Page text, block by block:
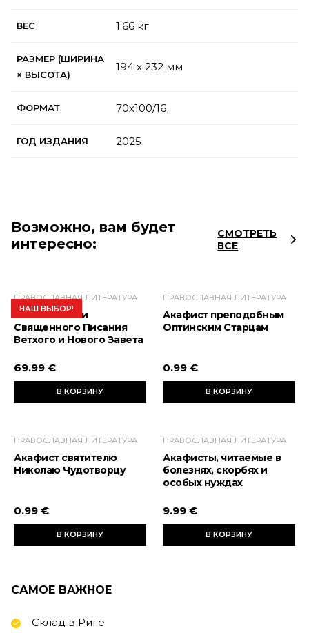
ВЕС 1.66 кг
РАЗМЕР (ШИРИНА
× ВЫСОТА)
194 x 232 мм
ФОРМАТ 70х100/16
ГОД ИЗДАНИЯ 2025
Возможно, вам будет
интересно:
СМОТРЕТЬ
ВСЕ
НАШ ВЫБОР!
ПРАВОСЛАВНАЯ ЛИТЕРАТУРА
Библия. Книги
Священного Писания
Ветхого и Нового Завета
69.99 €
В КОРЗИНУ
ПРАВОСЛАВНАЯ ЛИТЕРАТУРА
Акафист преподобным
Оптинским Старцам
0.99 €
В КОРЗИНУ
ПРАВОСЛАВНАЯ ЛИТЕРАТУРА
Акафист святителю
Николаю Чудотворцу
0.99 €
В КОРЗИНУ
ПРАВОСЛАВНАЯ ЛИТЕРАТУРА
Акафисты, читаемые в
болезнях, скорбях и
особых нуждах
9.99 €
В КОРЗИНУ
САМОЕ ВАЖНОЕ
Склад в Риге